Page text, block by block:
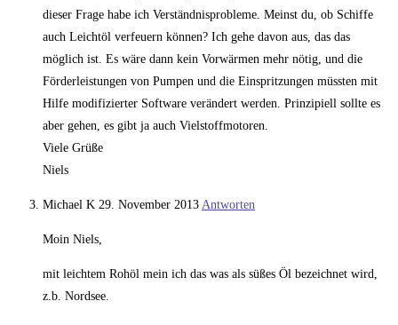
dieser Frage habe ich Verständnisprobleme. Meinst du, ob Schiffe
auch Leichtöl verfeuern können? Ich gehe davon aus, das das
möglich ist. Es wäre dann kein Vorwärmen mehr nötig, und die
Förderleistungen von Pumpen und die Einspritzungen müssten mit
Hilfe modifizierter Software verändert werden. Prinzipiell sollte es
aber gehen, es gibt ja auch Vielstoffmotoren.
Viele Grüße
Niels
Michael K 29. November 2013 Antworten
Moin Niels,
mit leichtem Rohöl mein ich das was als süßes Öl bezeichnet wird,
z.b. Nordsee.